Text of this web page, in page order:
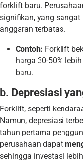
forklift baru.
signifikan, yang sangat
anggaran terbatas.
Contoh: Forklift
harga 30-50%
baru.
b. Depresiasi
Forklift, seperti
Namun, depresiasi
tahun pertama
perusahaan dapat
sehingga investasi